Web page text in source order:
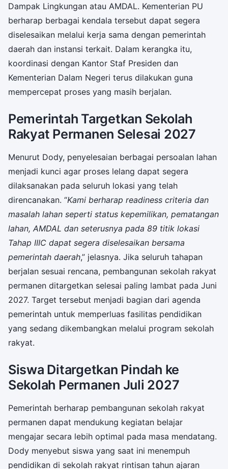
Dampak Lingkungan atau AMDAL. Kementerian PU
berharap berbagai kendala tersebut dapat segera
diselesaikan melalui kerja sama dengan pemerintah
daerah dan instansi terkait. Dalam kerangka itu,
koordinasi dengan Kantor Staf Presiden dan
Kementerian Dalam Negeri terus dilakukan guna
mempercepat proses yang masih berjalan.
Pemerintah Targetkan Sekolah
Rakyat Permanen Selesai 2027
Menurut Dody, penyelesaian berbagai persoalan lahan
menjadi kunci agar proses lelang dapat segera
dilaksanakan pada seluruh lokasi yang telah
direncanakan. “Kami berharap readiness criteria dan
masalah lahan seperti status kepemilikan, pematangan
lahan, AMDAL dan seterusnya pada 89 titik lokasi
Tahap IIIC dapat segera diselesaikan bersama
pemerintah daerah,” jelasnya. Jika seluruh tahapan
berjalan sesuai rencana, pembangunan sekolah rakyat
permanen ditargetkan selesai paling lambat pada Juni
2027. Target tersebut menjadi bagian dari agenda
pemerintah untuk memperluas fasilitas pendidikan
yang sedang dikembangkan melalui program sekolah
rakyat.
Siswa Ditargetkan Pindah ke
Sekolah Permanen Juli 2027
Pemerintah berharap pembangunan sekolah rakyat
permanen dapat mendukung kegiatan belajar
mengajar secara lebih optimal pada masa mendatang.
Dody menyebut siswa yang saat ini menempuh
pendidikan di sekolah rakyat rintisan tahun ajaran